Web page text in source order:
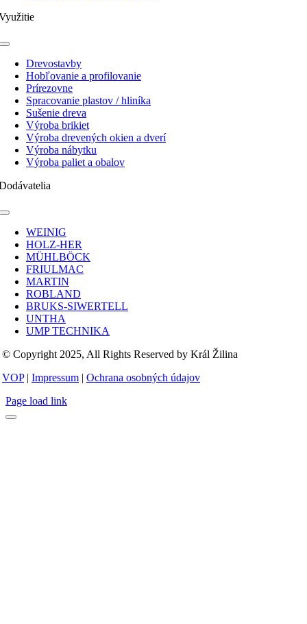
Toggle
NavigationDrevostavby
Hobľovanie a profilovanie
Prírezovne
Spracovanie plastov / hliníka
Sušenie dreva
Výroba brikiet
Výroba drevených okien a dverí
Výroba nábytku
Výroba paliet a obalov
Toggle
NavigationWEINIG
HOLZ-HER
MÜHLBÖCK
FRIULMAC
MARTIN
ROBLAND
BRUKS-SIWERTELL
UNTHA
UMP TECHNIKA
© Copyright 2025, All Rights Reserved by Král Žilina
VOP| Impressum | Ochrana osobných údajov
Page load link